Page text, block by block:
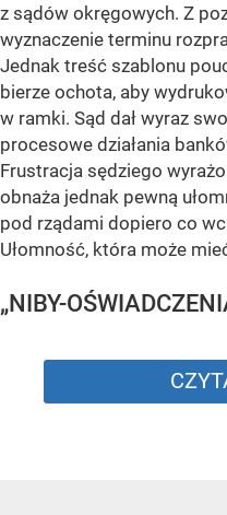
z sądów okręgowych. Z
wyznaczenie terminu
Jednak treść szablonu
bierze ochota, aby
w ramki. Sąd dał wyraz
procesowe działania
Frustracja sędziego
obnaża jednak pewną
pod rządami dopiero co
Ułomność, która może
„NIBY-